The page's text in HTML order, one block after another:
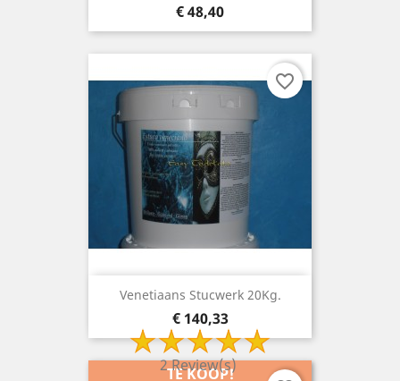
Prijs
€ 48,40
Venetiaans Stucwerk 20Kg.
Prijs
€ 140,33
2 Review(s)
favorite_border
TE KOOP!